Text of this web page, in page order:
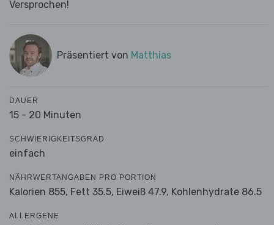
Versprochen!
Präsentiert von Matthias
DAUER
15 - 20 Minuten
SCHWIERIGKEITSGRAD
einfach
NÄHRWERTANGABEN PRO PORTION
Kalorien 855, Fett 35.5, Eiweiß 47.9, Kohlenhydrate 86.5
ALLERGENE